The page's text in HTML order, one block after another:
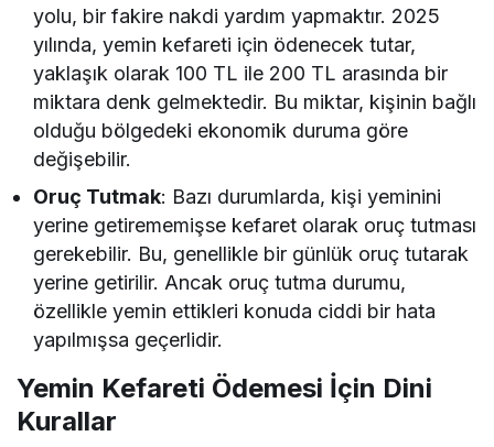
yolu, bir fakire nakdi yardım yapmaktır. 2025
yılında, yemin kefareti için ödenecek tutar,
yaklaşık olarak 100 TL ile 200 TL arasında bir
miktara denk gelmektedir. Bu miktar, kişinin bağlı
olduğu bölgedeki ekonomik duruma göre
değişebilir.
Oruç Tutmak: Bazı durumlarda, kişi yeminini
yerine getirememişse kefaret olarak oruç tutması
gerekebilir. Bu, genellikle bir günlük oruç tutarak
yerine getirilir. Ancak oruç tutma durumu,
özellikle yemin ettikleri konuda ciddi bir hata
yapılmışsa geçerlidir.
Yemin Kefareti Ödemesi İçin Dini
Kurallar